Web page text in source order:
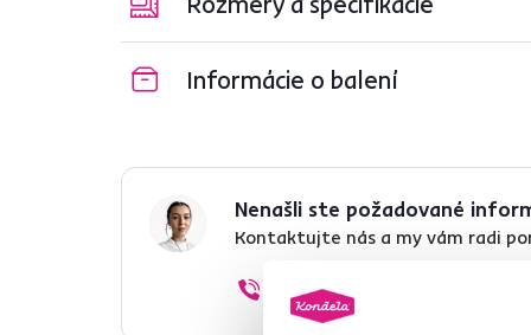
Informácie o balení
Nenašli ste požadované
Kontaktujte nás a my vám radi
02/ 40 100 100